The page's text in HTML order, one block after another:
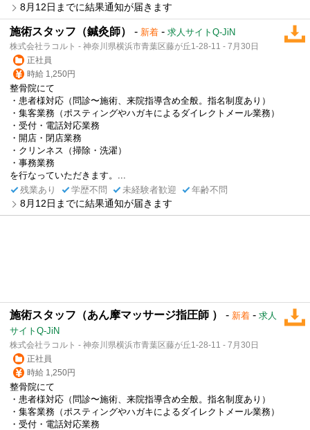
8月12日までに結果通知が届きます
施術スタッフ（鍼灸師） - 新着 - 求人サイトQ-JiN
株式会社ラコルト - 神奈川県横浜市青葉区藤が丘1-28-11 - 7月30日
正社員
時給 1,250円
整骨院にて
・患者様対応（問診〜施術、来院指導含め全般。指名制度あり）
・集客業務（ポスティングやハガキによるダイレクトメール業務）
・受付・電話対応業務
・開店・閉店業務
・クリンネス（掃除・洗濯）
・事務業務
を行なっていただきます。...
残業あり
学歴不問 未経験者歓迎 年齢不問
8月12日までに結果通知が届きます
施術スタッフ（あん摩マッサージ指圧師 ） - 新着 - 求人
サイトQ-JiN
株式会社ラコルト - 神奈川県横浜市青葉区藤が丘1-28-11 - 7月30日
正社員
時給 1,250円
整骨院にて
・患者様対応（問診〜施術、来院指導含め全般。指名制度あり）
・集客業務（ポスティングやハガキによるダイレクトメール業務）
・受付・電話対応業務